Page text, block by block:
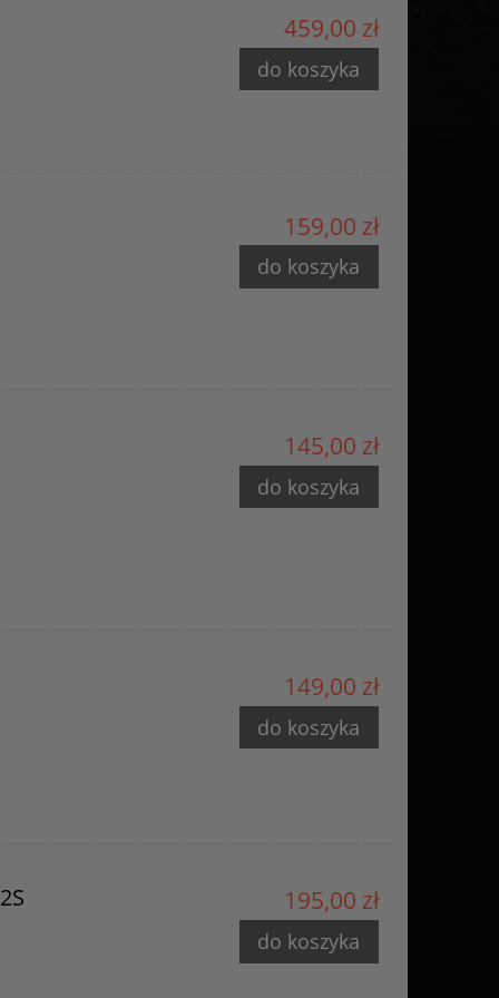
459,00 zł
do koszyka
159,00 zł
do koszyka
145,00 zł
do koszyka
149,00 zł
do koszyka
195,00 zł
do koszyka